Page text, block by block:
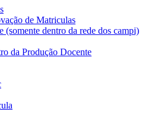
de Matriculas
(somente dentro da rede dos campi)
da Produção Docente